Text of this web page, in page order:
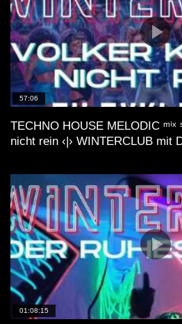
57:06
TECHNO HOUSE MELODIC ᵐⁱˣ
nicht rein ‹|› WINTERCLUB mit
01:08:15